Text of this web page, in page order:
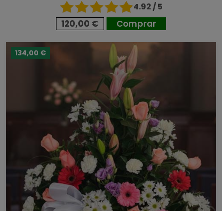
4.92 / 5
120,00 € Comprar
134,00 €